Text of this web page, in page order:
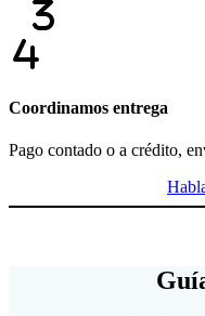
Coordinamos entrega
Pago contado o a crédito,